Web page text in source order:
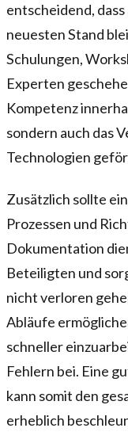
entscheidend,
neuesten Stand
Schulungen,
Experten
Kompetenz
sondern auch das
Technologien
Zusätzlich sollte
Prozessen und
Dokumentation
Beteiligten und
nicht verloren
Abläufe
schneller
Fehlern bei. Eine
kann somit den
erheblich